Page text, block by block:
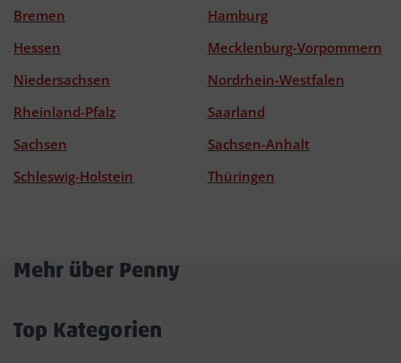
Bremen
Hamburg
Hessen
Mecklenburg-Vorpommern
Niedersachsen
Nordrhein-Westfalen
Rheinland-Pfalz
Saarland
Sachsen
Sachsen-Anhalt
Schleswig-Holstein
Thüringen
Mehr über Penny
Top Kategorien